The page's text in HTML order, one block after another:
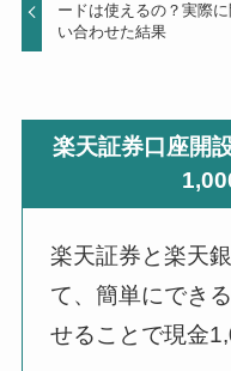
ードは使えるの？実際に
い合わせた結果
楽天証券口座開
楽天証券と楽天
て、簡単にでき
せることで現金